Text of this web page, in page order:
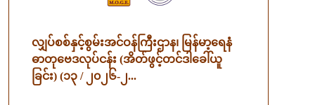
လျှပ်စစ်နှင့်စွမ်းအင်ဝန်ကြီးဌာန၊ မြန်မာ့ရေနံ
ဓာတုဗေဒလုပ်ငန်း (အိတ်ဖွင့်တင်ဒါခေါ်ယူ
ခြင်း) (၁၃ / ၂၀၂၆-၂...